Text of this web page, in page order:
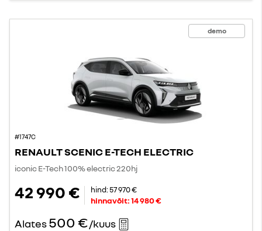
demo
#1747C
RENAULT SCENIC E-TECH ELECTRIC
iconic E-Tech 100% electric 220hj
42 990 € hind:57 970 €
hinnavõit:14 980 €
Alates500 €/kuus